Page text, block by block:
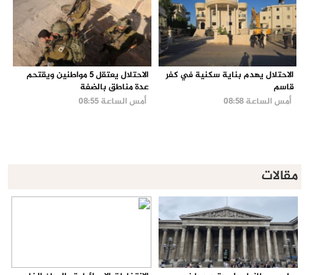
الاحتلال يهدم بناية سكنية في كفر
قاسم
أمس الساعة 08:58
الاحتلال يعتقل 5 مواطنين ويقتحم
عدة مناطق بالضفة
أمس الساعة 08:55
مقالات